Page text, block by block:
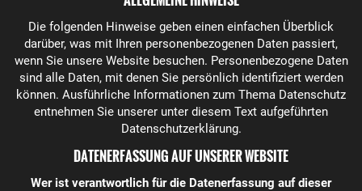
Die folgenden Hinweise geben einen einfachen Überblick
darüber, was mit Ihren personenbezogenen Daten passiert,
wenn Sie unsere Website besuchen. Personenbezogene Daten
sind alle Daten, mit denen Sie persönlich identifiziert werden
können. Ausführliche Informationen zum Thema Datenschutz
entnehmen Sie unserer unter diesem Text aufgeführten
Datenschutzerklärung.
DATENERFASSUNG AUF UNSERER WEBSITE
Wer ist verantwortlich für die Datenerfassung auf dieser